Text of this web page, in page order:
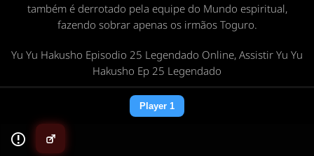
também é derrotado pela equipe do Mundo espiritual,
fazendo sobrar apenas os irmãos Toguro.
Yu Yu Hakusho Episodio 25 Legendado Online, Assistir Yu Yu
Hakusho Ep 25 Legendado
Player 1